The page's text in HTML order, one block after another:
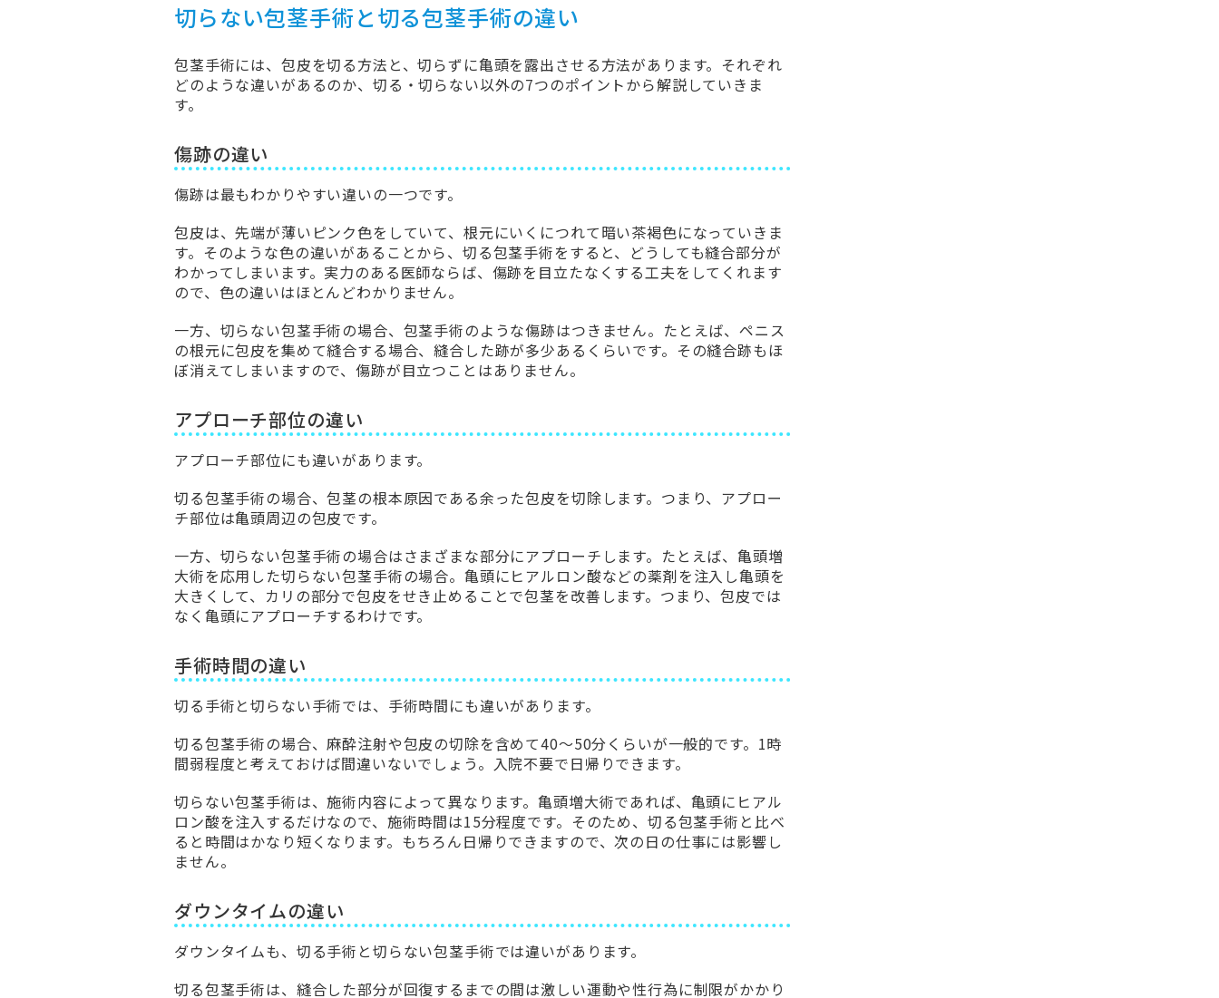
切らない包茎手術と切る包茎手術の違い
包茎手術には、包皮を切る方法と、切らずに亀頭を露出させる方法があります。それぞれ
どのような違いがあるのか、切る・切らない以外の7つのポイントから解説していきま
す。
傷跡の違い
傷跡は最もわかりやすい違いの一つです。
包皮は、先端が薄いピンク色をしていて、根元にいくにつれて暗い茶褐色になっていきま
す。そのような色の違いがあることから、切る包茎手術をすると、どうしても縫合部分が
わかってしまいます。実力のある医師ならば、傷跡を目立たなくする工夫をしてくれます
ので、色の違いはほとんどわかりません。
一方、切らない包茎手術の場合、包茎手術のような傷跡はつきません。たとえば、ペニス
の根元に包皮を集めて縫合する場合、縫合した跡が多少あるくらいです。その縫合跡もほ
ぼ消えてしまいますので、傷跡が目立つことはありません。
アプローチ部位の違い
アプローチ部位にも違いがあります。
切る包茎手術の場合、包茎の根本原因である余った包皮を切除します。つまり、アプロー
チ部位は亀頭周辺の包皮です。
一方、切らない包茎手術の場合はさまざまな部分にアプローチします。たとえば、亀頭増
大術を応用した切らない包茎手術の場合。亀頭にヒアルロン酸などの薬剤を注入し亀頭を
大きくして、カリの部分で包皮をせき止めることで包茎を改善します。つまり、包皮では
なく亀頭にアプローチするわけです。
手術時間の違い
切る手術と切らない手術では、手術時間にも違いがあります。
切る包茎手術の場合、麻酔注射や包皮の切除を含めて40～50分くらいが一般的です。1時
間弱程度と考えておけば間違いないでしょう。入院不要で日帰りできます。
切らない包茎手術は、施術内容によって異なります。亀頭増大術であれば、亀頭にヒアル
ロン酸を注入するだけなので、施術時間は15分程度です。そのため、切る包茎手術と比べ
ると時間はかなり短くなります。もちろん日帰りできますので、次の日の仕事には影響し
ません。
ダウンタイムの違い
ダウンタイムも、切る手術と切らない包茎手術では違いがあります。
切る包茎手術は、縫合した部分が回復するまでの間は激しい運動や性行為に制限がかかり